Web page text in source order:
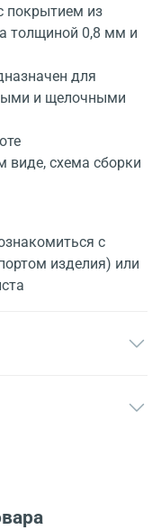
из
толщиной 0,8 мм и
для
и щелочными
виде, схема сборки
с
изделия) или